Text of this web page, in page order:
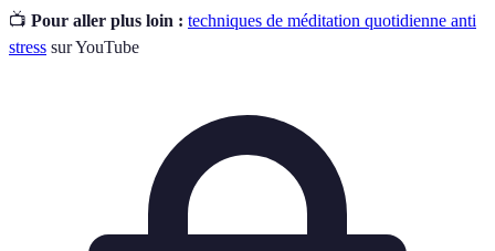
📺 Pour aller plus loin : techniques de méditation quotidienne anti
stress sur YouTube